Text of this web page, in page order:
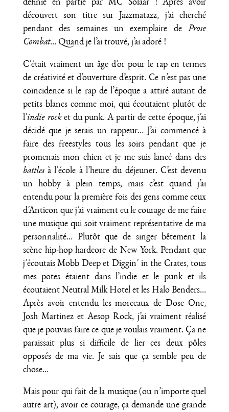
définie en partie par MC Solaar ! Après avoir
découvert son titre sur Jazzmatazz, j’ai cherché
pendant des semaines un exemplaire deProse
Combat… Quand je l’ai trouvé, j’ai adoré !
C’était vraiment un âge d’or pour le rap en termes
de créativité et d’ouverture d’esprit. Ce n’est pas une
coïncidence si le rap de l’époque a attiré autant de
petits blancs comme moi, qui écoutaient plutôt de
l’indie rocket du punk. A partir de cette époque, j’ai
décidé que je serais un rappeur… J’ai commencé à
faire des freestyles tous les soirs pendant que je
promenais mon chien et je me suis lancé dans des
battlesà l’école à l’heure du déjeuner. C’est devenu
un hobby à plein temps, mais c’est quand j’ai
entendu pour la première fois des gens comme ceux
d’Anticon que j’ai vraiment eu le courage de me faire
une musique qui soit vraiment représentative de ma
personnalité… Plutôt que de singer bêtement la
scène hip-hop hardcore de New York. Pendant que
j’écoutais Mobb Deep et Diggin’ in the Crates, tous
mes potes étaient dans l’indie et le punk et ils
écoutaient Neutral Milk Hotel et les Halo Benders…
Après avoir entendu les morceaux de Dose One,
Josh Martinez et Aesop Rock, j’ai vraiment réalisé
que je pouvais faire ce que je voulais vraiment. Ça ne
paraissait plus si difficile de lier ces deux pôles
opposés de ma vie. Je sais que ça semble peu de
chose…
Mais pour qui fait de la musique (ou n’importe quel
autre art), avoir ce courage, ça demande une grande